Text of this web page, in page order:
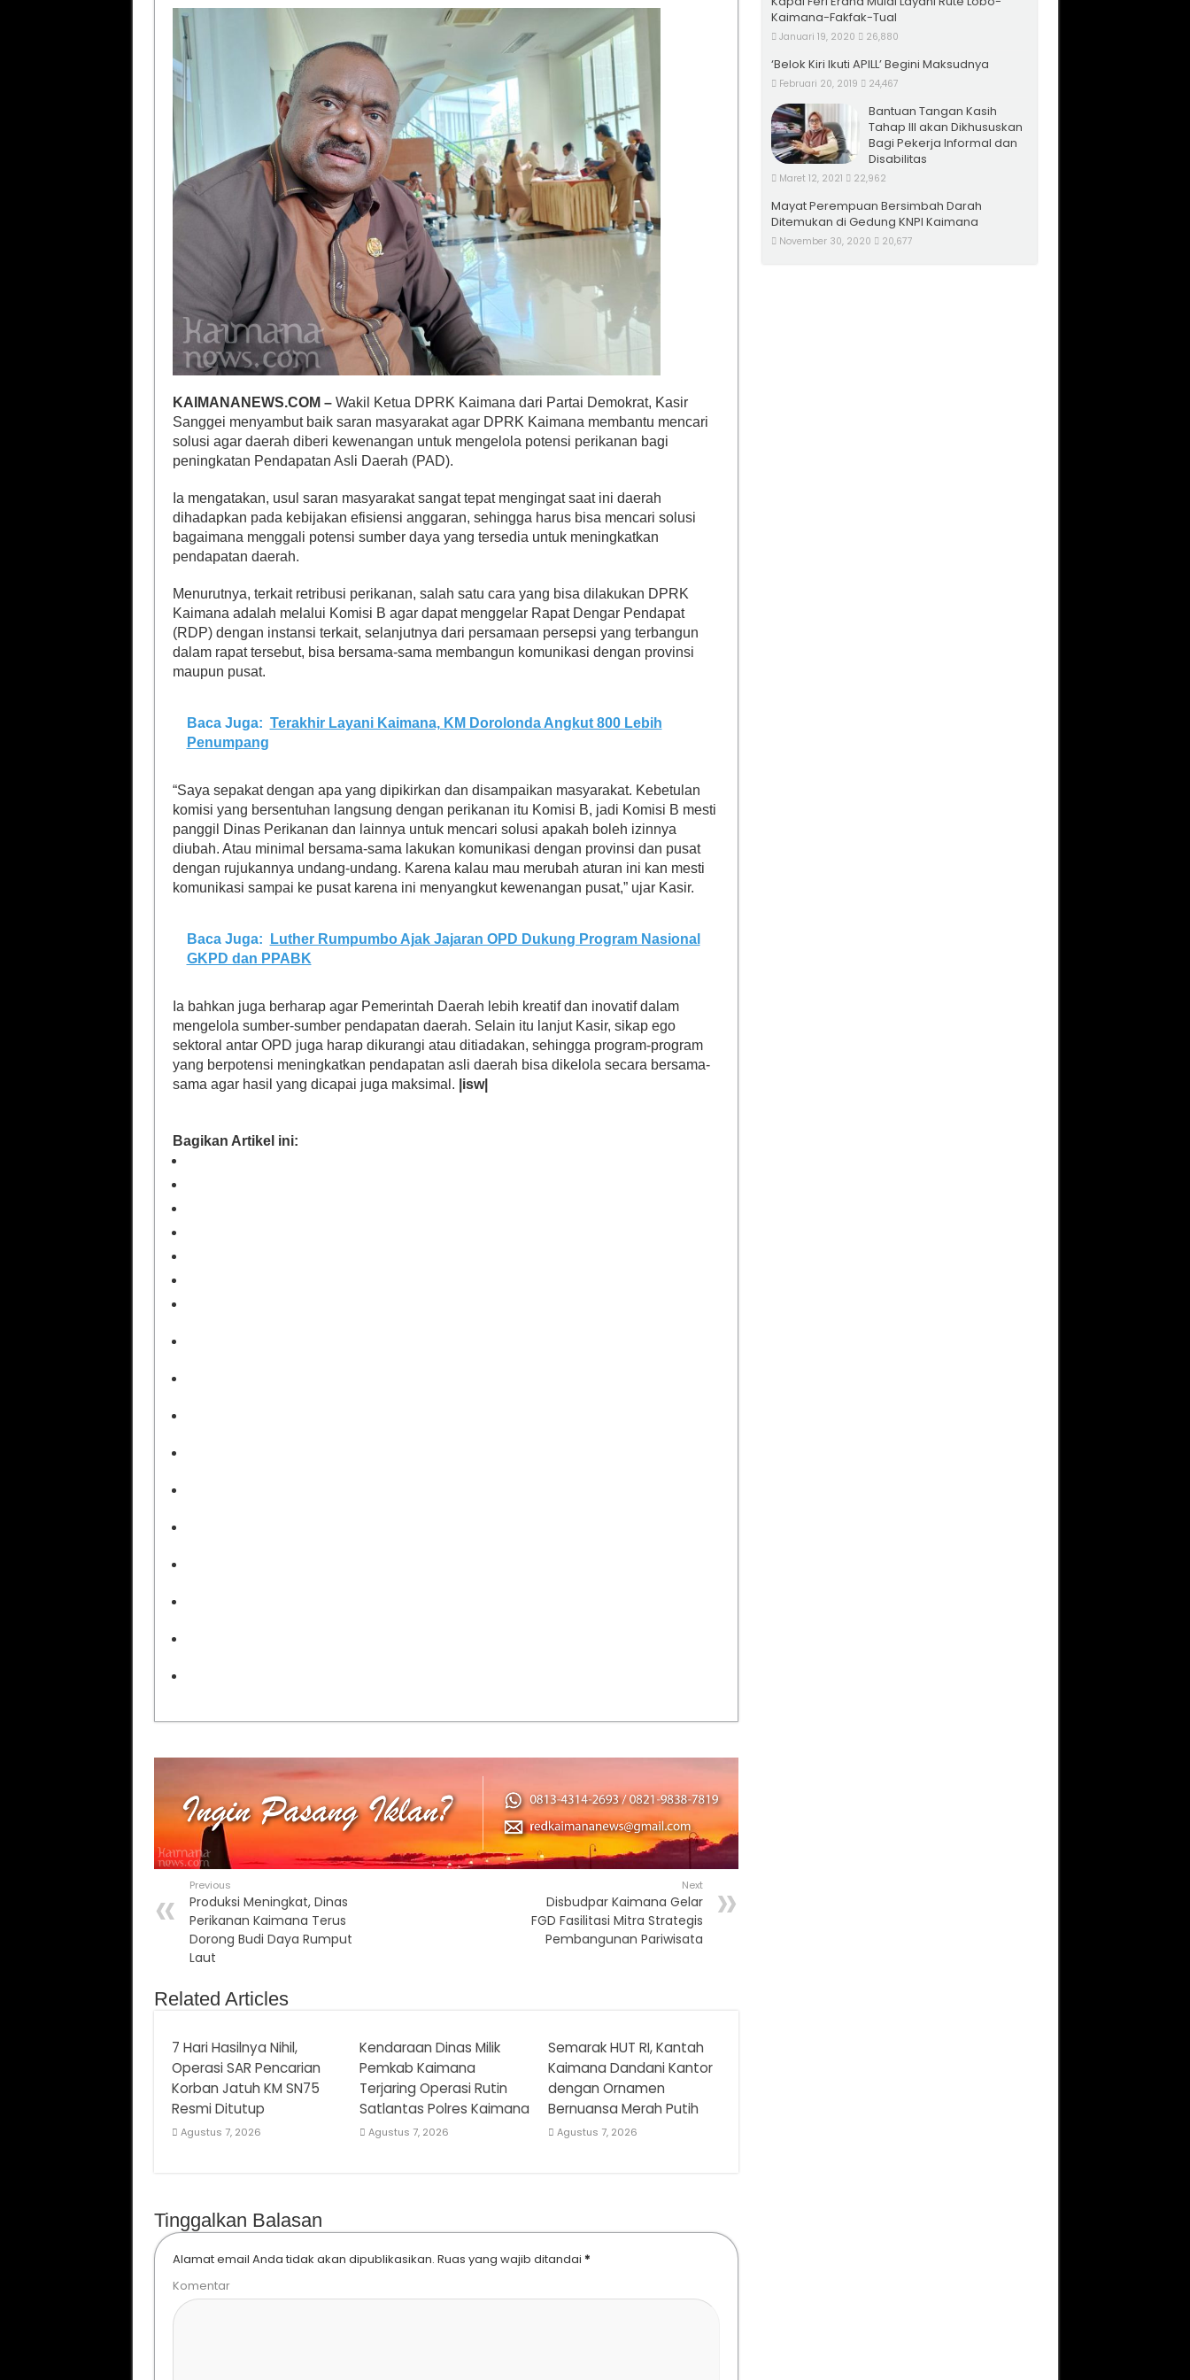
KAIMANANEWS.COM –Wakil Ketua DPRK Kaimana dari Partai Demokrat, Kasir
Sanggei menyambut baik saran masyarakat agar DPRK Kaimana membantu mencari
solusi agar daerah diberi kewenangan untuk mengelola potensi perikanan bagi
peningkatan Pendapatan Asli Daerah (PAD).
Ia mengatakan, usul saran masyarakat sangat tepat mengingat saat ini daerah
dihadapkan pada kebijakan efisiensi anggaran, sehingga harus bisa mencari solusi
bagaimana menggali potensi sumber daya yang tersedia untuk meningkatkan
pendapatan daerah.
Menurutnya, terkait retribusi perikanan, salah satu cara yang bisa dilakukan DPRK
Kaimana adalah melalui Komisi B agar dapat menggelar Rapat Dengar Pendapat
(RDP) dengan instansi terkait, selanjutnya dari persamaan persepsi yang terbangun
dalam rapat tersebut, bisa bersama-sama membangun komunikasi dengan provinsi
maupun pusat.
Baca Juga: Terakhir Layani Kaimana, KM Dorolonda Angkut 800 Lebih
Penumpang
“Saya sepakat dengan apa yang dipikirkan dan disampaikan masyarakat. Kebetulan
komisi yang bersentuhan langsung dengan perikanan itu Komisi B, jadi Komisi B mesti
panggil Dinas Perikanan dan lainnya untuk mencari solusi apakah boleh izinnya
diubah. Atau minimal bersama-sama lakukan komunikasi dengan provinsi dan pusat
dengan rujukannya undang-undang. Karena kalau mau merubah aturan ini kan mesti
komunikasi sampai ke pusat karena ini menyangkut kewenangan pusat,” ujar Kasir.
Baca Juga:
Luther Rumpumbo Ajak Jajaran OPD Dukung Program Nasional
GKPD dan PPABK
Ia bahkan juga berharap agar Pemerintah Daerah lebih kreatif dan inovatif dalam
mengelola sumber-sumber pendapatan daerah. Selain itu lanjut Kasir, sikap ego
sektoral antar OPD juga harap dikurangi atau ditiadakan, sehingga program-program
yang berpotensi meningkatkan pendapatan asli daerah bisa dikelola secara bersama-
sama agar hasil yang dicapai juga maksimal. |isw|
Bagikan Artikel ini:
Previous
Produksi Meningkat, Dinas
Perikanan Kaimana Terus
Dorong Budi Daya Rumput
Laut
Next
Disbudpar Kaimana Gelar
FGD Fasilitasi Mitra Strategis
Pembangunan Pariwisata
Related Articles
7 Hari Hasilnya Nihil,
Operasi SAR Pencarian
Korban Jatuh KM SN75
Resmi Ditutup
Agustus 7, 2026
Kendaraan Dinas Milik
Pemkab Kaimana
Terjaring Operasi Rutin
Satlantas Polres Kaimana
Agustus 7, 2026
Semarak HUT RI, Kantah
Kaimana Dandani Kantor
dengan Ornamen
Bernuansa Merah Putih
Agustus 7, 2026
Tinggalkan Balasan
Alamat email Anda tidak akan dipublikasikan. Ruas yang wajib ditandai *
Komentar
Kaimana-Fakfak-Tual
Januari 19, 2020 26,880
‘Belok Kiri Ikuti APILL’ Begini Maksudnya
Februari 20, 2019 24,467
Bantuan Tangan Kasih
Tahap III akan Dikhususkan
Bagi Pekerja Informal dan
Disabilitas
Maret 12, 2021 22,962
Mayat Perempuan Bersimbah Darah
Ditemukan di Gedung KNPI Kaimana
November 30, 2020 20,677